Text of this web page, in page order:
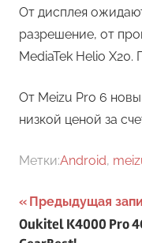
От дисплея
разрешение, от
MediaTek Helio
От Meizu Pro 6
низкой ценой за
Метки:Android,
Навигация
по
Предыдущая
Oukitel K4000 Pro